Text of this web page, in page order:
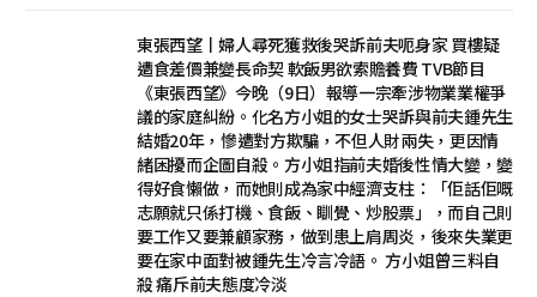
東張西望丨婦人尋死獲救後哭訴前夫呃身家 買樓疑
遭食差價兼變長命契 軟飯男欲索贍養費 TVB節目
《東張西望》今晚（9日）報導一宗牽涉物業業權爭
議的家庭糾紛。化名方小姐的女士哭訴與前夫鍾先生
結婚20年，慘遭對方欺騙，不但人財兩失，更因情
緒困擾而企圖自殺。方小姐指前夫婚後性情大變，變
得好食懶做，而她則成為家中經濟支柱：「佢話佢嘅
志願就只係打機、食飯、瞓覺、炒股票」，而自己則
要工作又要兼顧家務，做到患上肩周炎，後來失業更
要在家中面對被鍾先生冷言冷語。 方小姐曾三料自
殺 痛斥前夫態度冷淡